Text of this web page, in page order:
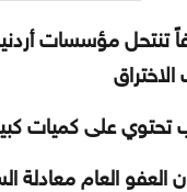
تنتحل مؤسسات
تحتوي على كميات
العام معادلة